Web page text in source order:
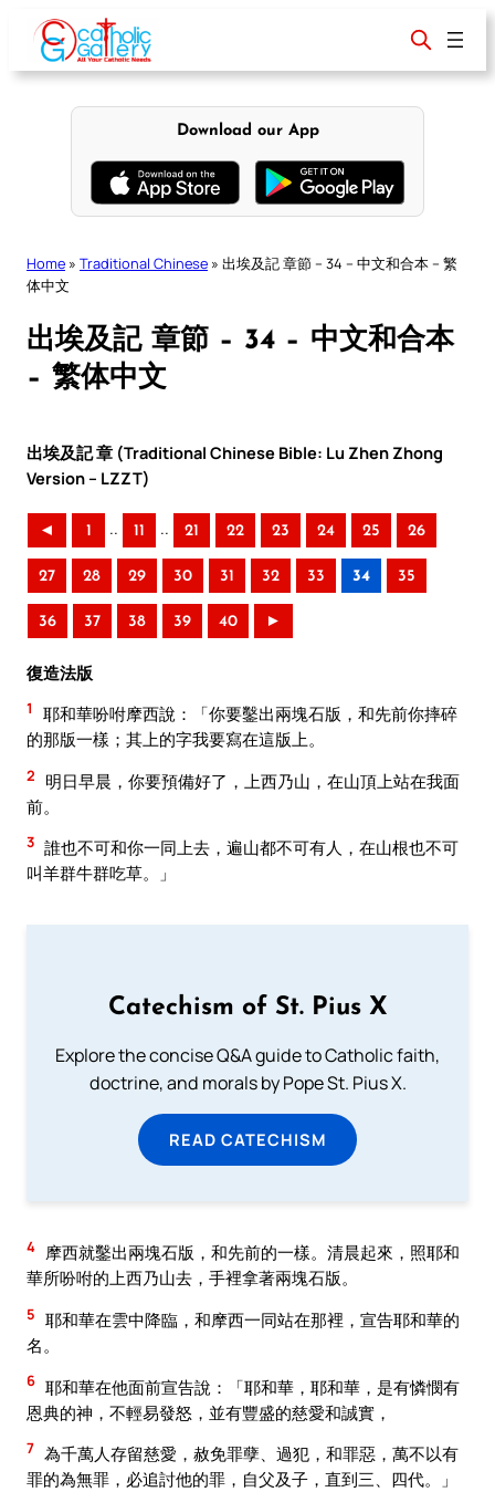
content
Download our App
Home » Traditional Chinese » 出埃及記 章節 – 34 – 中文和合本 – 繁
体中文
出埃及記 章節 – 34 – 中文和合本
– 繁体中文
出埃及記 章 (Traditional Chinese Bible: Lu Zhen Zhong
Version – LZZT)
◄ 1 .. 11 .. 21 22 23 24 25 26
27 28 29 30 31 32 33 34 35
36 37 38 39 40 ►
復造法版
1
耶和華吩咐摩西說：「你要鑿出兩塊石版，和先前你摔碎
的那版一樣；其上的字我要寫在這版上。
2
明日早晨，你要預備好了，上西乃山，在山頂上站在我面
前。
3 誰也不可和你一同上去，遍山都不可有人，在山根也不可
叫羊群牛群吃草。」
Catechism of St. Pius X
Explore the concise Q&A guide to Catholic faith,
doctrine, and morals by Pope St. Pius X.
READ CATECHISM
4 摩西就鑿出兩塊石版，和先前的一樣。清晨起來，照耶和
華所吩咐的上西乃山去，手裡拿著兩塊石版。
5 耶和華在雲中降臨，和摩西一同站在那裡，宣告耶和華的
名。
6 耶和華在他面前宣告說：「耶和華，耶和華，是有憐憫有
恩典的神，不輕易發怒，並有豐盛的慈愛和誠實，
7 為千萬人存留慈愛，赦免罪孽、過犯，和罪惡，萬不以有
罪的為無罪，必追討他的罪，自父及子，直到三、四代。」